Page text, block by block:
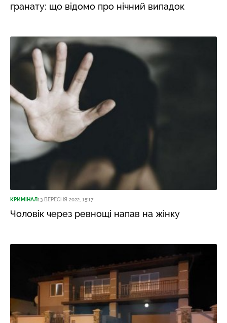
гранату: що відомо про нічний випадок
КРИМІНАЛ13 ВЕРЕСНЯ 2022, 15:17
Чоловік через ревнощі напав на жінку